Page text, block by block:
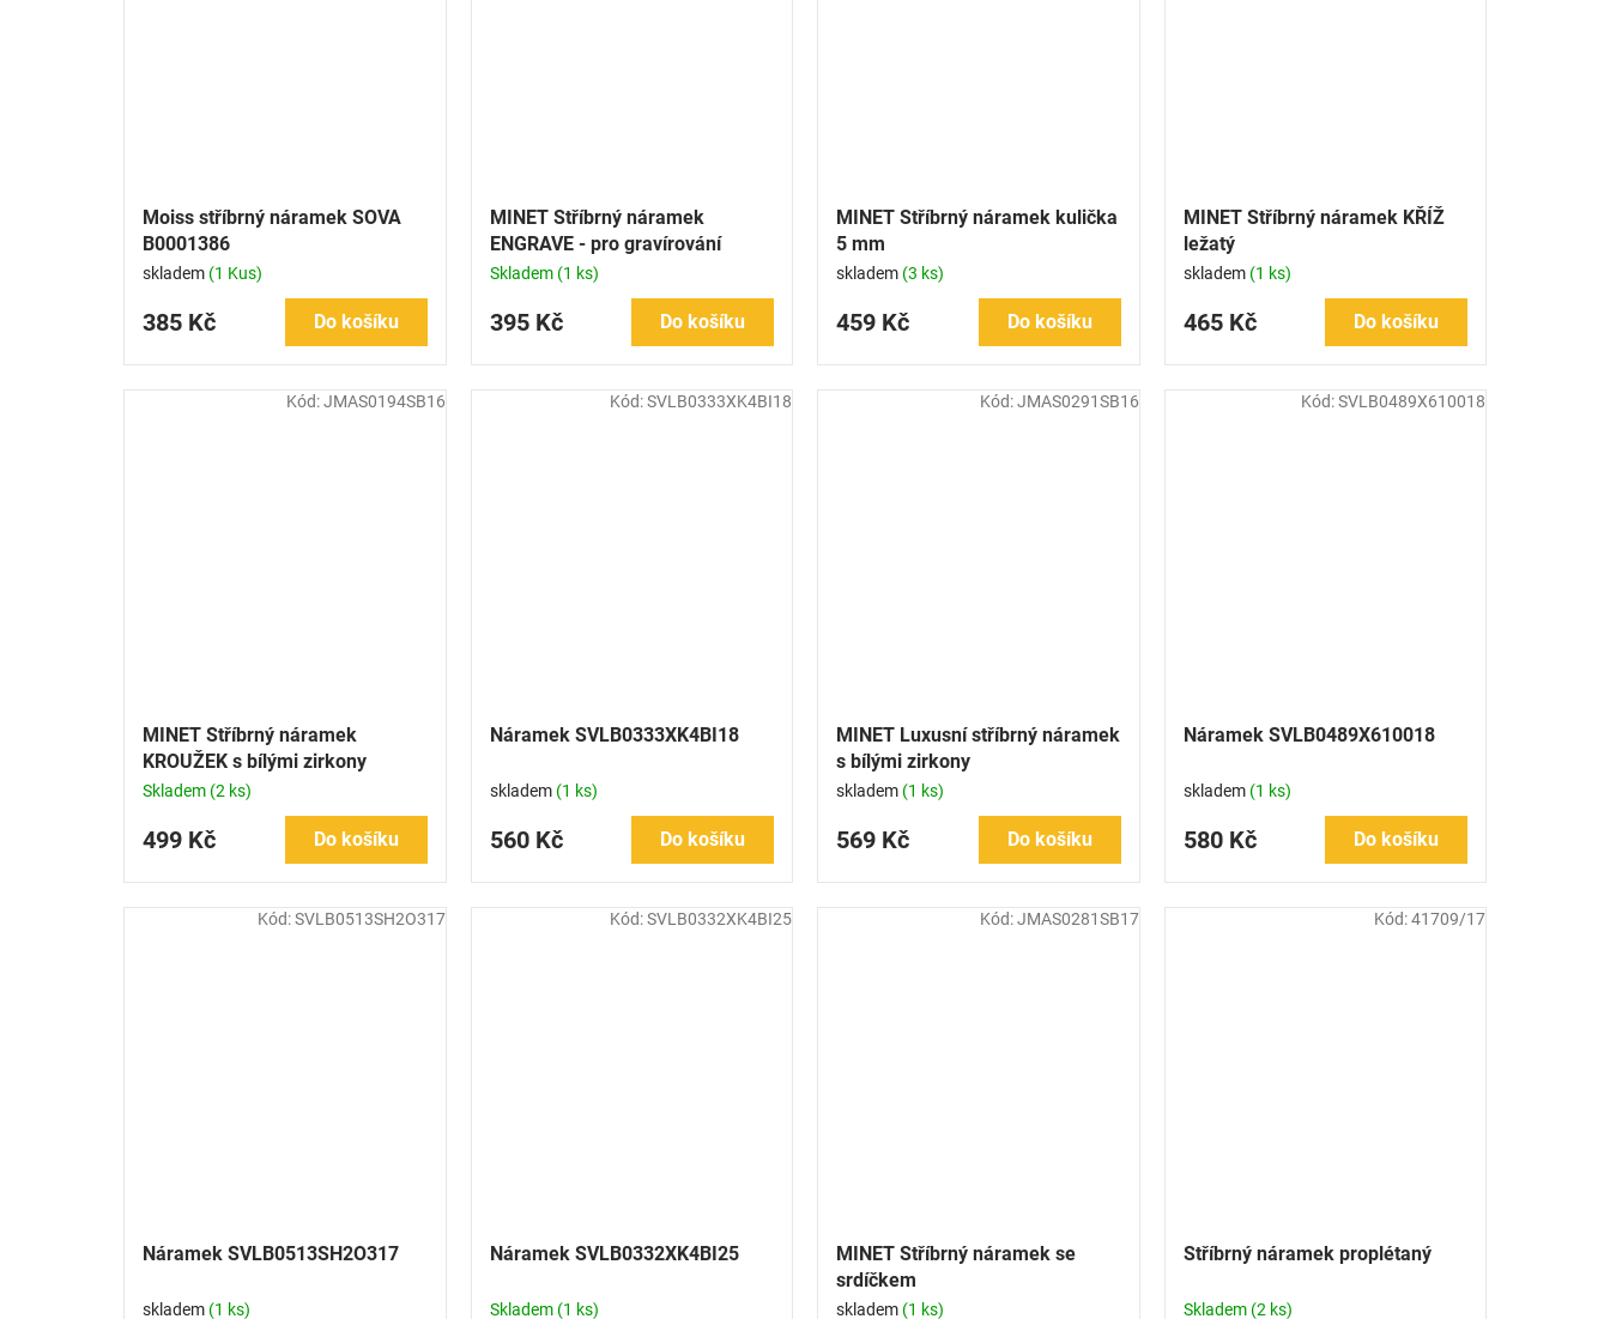
Moiss stříbrný náramek SOVA
B0001386
skladem (1 Kus)
385 Kč Do košíku
MINET Stříbrný náramek
ENGRAVE - pro gravírování
Skladem (1 ks)
395 Kč Do košíku
MINET Stříbrný náramek kulička
5 mm
skladem (3 ks)
459 Kč Do košíku
MINET Stříbrný náramek KŘÍŽ
ležatý
skladem (1 ks)
465 Kč Do košíku
MINET Stříbrný náramek
KROUŽEK s bílými zirkony
Skladem (2 ks)
499 Kč Do košíku
Kód:JMAS0194SB16
Náramek SVLB0333XK4BI18
skladem (1 ks)
560 Kč Do košíku
Kód:SVLB0333XK4BI18
MINET Luxusní stříbrný náramek
s bílými zirkony
skladem (1 ks)
569 Kč Do košíku
Kód:JMAS0291SB16
Náramek SVLB0489X610018
skladem (1 ks)
580 Kč Do košíku
Kód:SVLB0489X610018
Náramek SVLB0513SH2O317
skladem (1 ks)
Kód:SVLB0513SH2O317
Náramek SVLB0332XK4BI25
Skladem (1 ks)
Kód:SVLB0332XK4BI25
MINET Stříbrný náramek se
srdíčkem
skladem (1 ks)
Kód:JMAS0281SB17
Stříbrný náramek proplétaný
Skladem (2 ks)
Kód:41709/17